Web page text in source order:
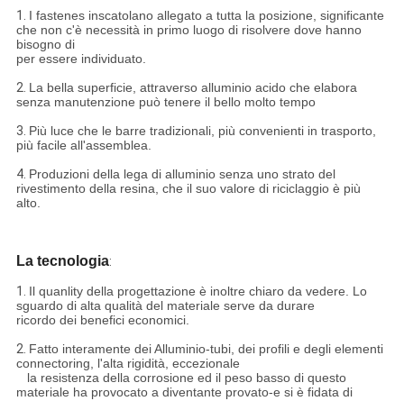
1. I fastenes inscatolano allegato a tutta la posizione, significante
che non c'è necessità in primo luogo di risolvere dove hanno
bisogno di
per essere individuato.
2. La bella superficie, attraverso alluminio acido che elabora
senza manutenzione può tenere il bello molto tempo
3. Più luce che le barre tradizionali, più convenienti in trasporto,
più facile all'assemblea.
4. Produzioni della lega di alluminio senza uno strato del
rivestimento della resina, che il suo valore di riciclaggio è più
alto.
La tecnologia:
1. Il quanlity della progettazione è inoltre chiaro da vedere. Lo
sguardo di alta qualità del materiale serve da durare
ricordo dei benefici economici.
2. Fatto interamente dei Alluminio-tubi, dei profili e degli elementi
connectoring, l'alta rigidità, eccezionale
la resistenza della corrosione ed il peso basso di questo
materiale ha provocato a diventante provato-e si è fidata di